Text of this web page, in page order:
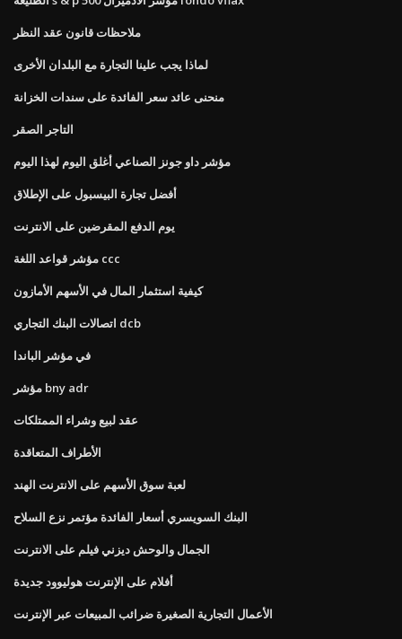
ملاحظات قانون عقد النظر
لماذا يجب علينا التجارة مع البلدان الأخرى
منحنى عائد سعر الفائدة على سندات الخزانة
التاجر الصقر
مؤشر داو جونز الصناعي أغلق اليوم لهذا اليوم
أفضل تجارة البيسبول على الإطلاق
يوم الدفع المقرضين على الانترنت
مؤشر قواعد اللغة ccc
كيفية استثمار المال في الأسهم الأمازون
اتصالات البنك التجاري dcb
في مؤشر الباندا
مؤشر bny adr
عقد لبيع وشراء الممتلكات
الأطراف المتعاقدة
لعبة سوق الأسهم على الانترنت الهند
البنك السويسري أسعار الفائدة مؤتمر نزع السلاح
الجمال والوحش ديزني فيلم على الانترنت
أفلام على الإنترنت هوليوود جديدة
الأعمال التجارية الصغيرة ضرائب المبيعات عبر الإنترنت